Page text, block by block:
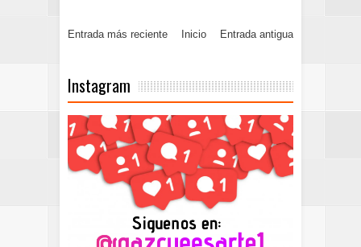
Entrada más reciente Entrada antigua
Inicio
Instagram